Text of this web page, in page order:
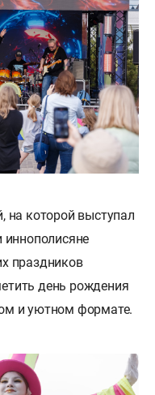
на которой выступал
иннополисяне
праздников
день рождения
и уютном формате.